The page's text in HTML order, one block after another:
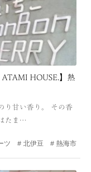
ATAMI HOUSE.】熱
り甘い香り。 その香
たま…
ツ 北伊豆 熱海市